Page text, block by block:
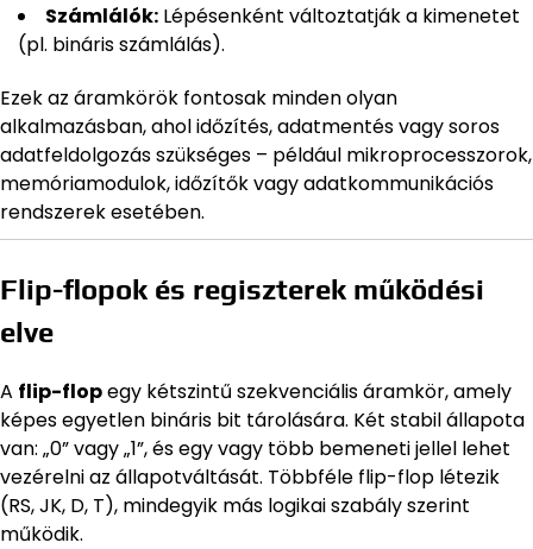
Számlálók: Lépésenként változtatják a kimenetet
(pl. bináris számlálás).
Ezek az áramkörök fontosak minden olyan
alkalmazásban, ahol időzítés, adatmentés vagy soros
adatfeldolgozás szükséges – például mikroprocesszorok,
memóriamodulok, időzítők vagy adatkommunikációs
rendszerek esetében.
Flip-flopok és regiszterek működési
elve
A flip-flopegy kétszintű szekvenciális áramkör, amely
képes egyetlen bináris bit tárolására. Két stabil állapota
van: „0” vagy „1”, és egy vagy több bemeneti jellel lehet
vezérelni az állapotváltását. Többféle flip-flop létezik
(RS, JK, D, T), mindegyik más logikai szabály szerint
működik.